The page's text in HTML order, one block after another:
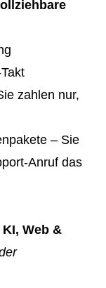
zahlen nur,
– Sie
Anruf das
Web &